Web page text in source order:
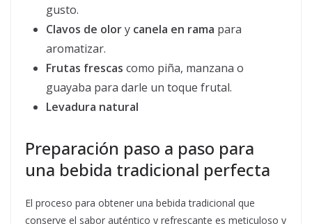
gusto.
Clavos de olory canela en rama para
aromatizar.
Frutas frescas como piña, manzana o
guayaba para darle un toque frutal.
Levadura natural
Preparación paso a paso para
una bebida tradicional perfecta
El proceso para obtener una bebida tradicional que
conserve el sabor auténtico y refrescante es meticuloso y